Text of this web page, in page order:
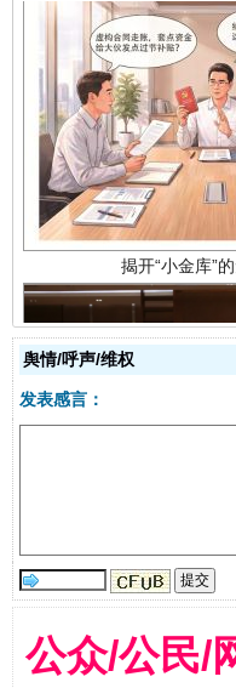
揭开“小金库”
受贿1.44亿！段
舆情/呼声/维权
发表感言：
公众/公民/